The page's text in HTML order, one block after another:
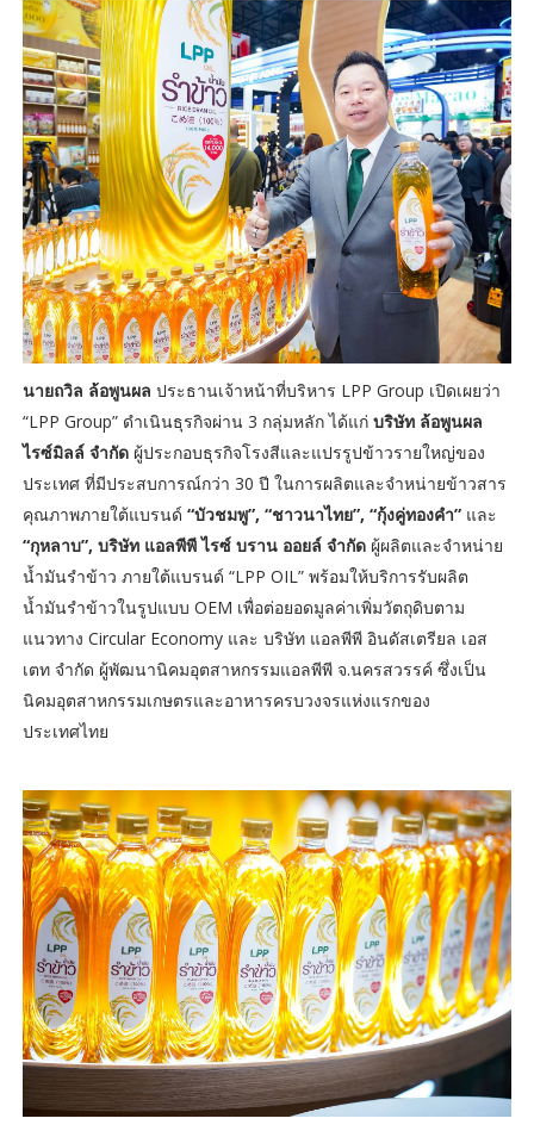
นายถวิล ล้อพูนผล ประธานเจ้าหน้าที่บริหาร LPP Group เปิดเผยว่า
“LPP Group” ดำเนินธุรกิจผ่าน 3 กลุ่มหลัก ได้แก่ บริษัท ล้อพูนผล
ไรซ์มิลล์ จำกัดผู้ประกอบธุรกิจโรงสีและแปรรูปข้าวรายใหญ่ของ
ประเทศ ที่มีประสบการณ์กว่า 30 ปี ในการผลิตและจำหน่ายข้าวสาร
คุณภาพภายใต้แบรนด์ “บัวชมพู”, “ชาวนาไทย”, “กุ้งคู่ทองคำ” และ
“กุหลาบ”, บริษัท แอลพีพี ไรซ์ บราน ออยล์ จำกัดผู้ผลิตและจำหน่าย
น้ำมันรำข้าว ภายใต้แบรนด์ “LPP OIL” พร้อมให้บริการรับผลิต
น้ำมันรำข้าวในรูปแบบ OEM เพื่อต่อยอดมูลค่าเพิ่มวัตถุดิบตาม
แนวทาง Circular Economy และ บริษัท แอลพีพี อินดัสเตรียล เอส
เตท จำกัด ผู้พัฒนานิคมอุตสาหกรรมแอลพีพี จ.นครสวรรค์ ซึ่งเป็น
นิคมอุตสาหกรรมเกษตรและอาหารครบวงจรแห่งแรกของ
ประเทศไทย